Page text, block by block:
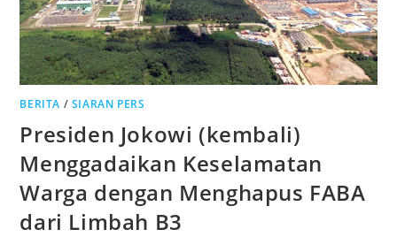
BERITA / SIARAN PERS
Presiden Jokowi (kembali)
Menggadaikan Keselamatan
Warga dengan Menghapus FABA
dari Limbah B3